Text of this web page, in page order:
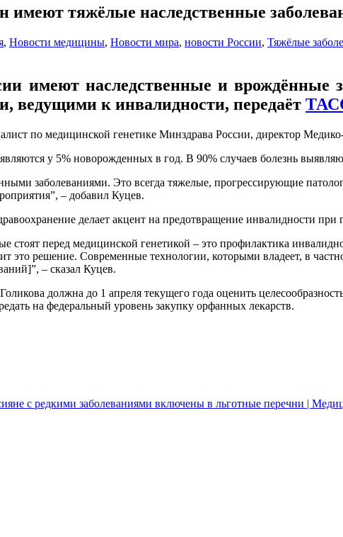
имеют тяжёлые наследственные
, Новости медицины, Новости мира, новости России, Тяжёлые
имеют наследственные и врождённые
ведущими к инвалидности, передаёт
по медицинской генетике Минздрава России, директор
у 5% новорожденных в год. В 90% случаев болезнь
заболеваниями. Это всегда тяжелые, прогрессирующие
– добавил Куцев.
делает акцент на предотвращение инвалидности при
стоят перед медицинской генетикой – это профилактика
это решение. Современные технологии, которыми владеет, в
– сказал Куцев.
должна до 1 апреля текущего года оценить
на федеральный уровень закупку орфанных лекарств.
с редкими заболеваниями включены в льготные перечни |